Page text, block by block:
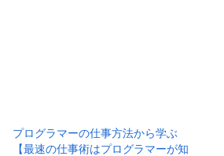
プログラマーの仕事方法から学ぶ
【最速の仕事術はプログラマーが知